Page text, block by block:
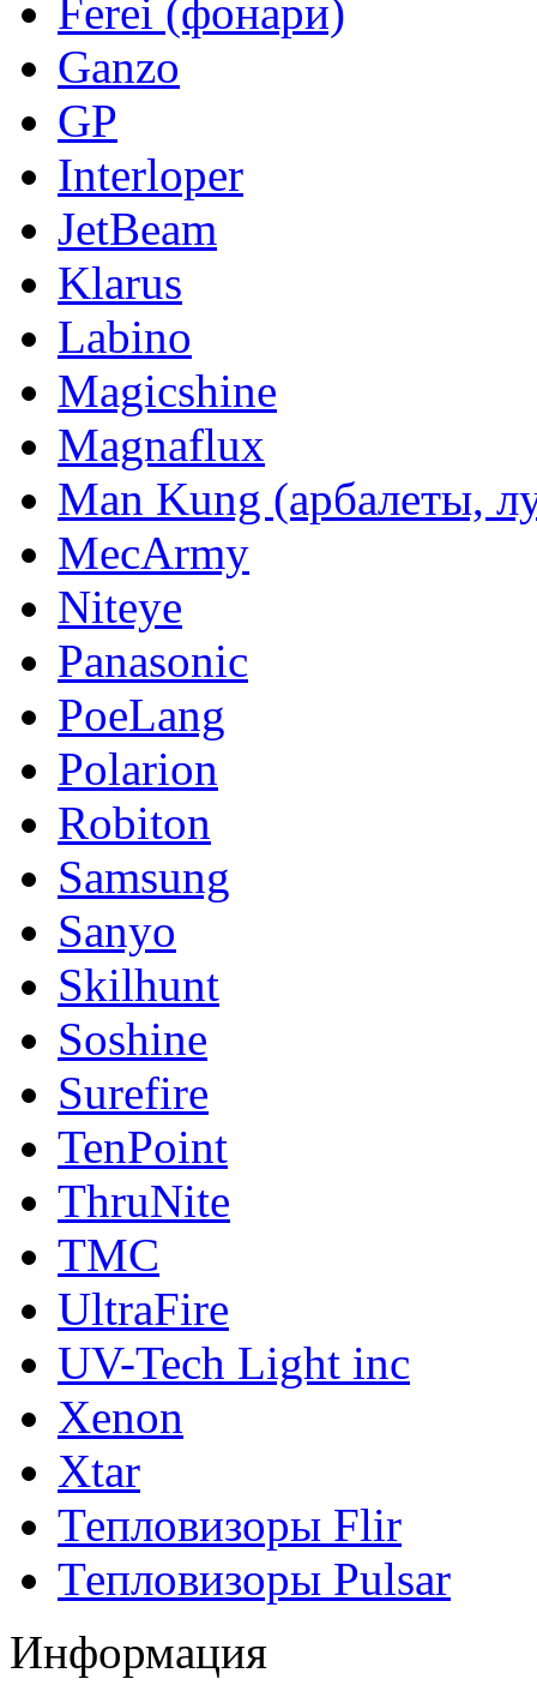
Ferei (фонари)
Ganzo
GP
Interloper
JetBeam
Klarus
Labino
Magicshine
Magnaflux
Man Kung (арбалеты,
MecArmy
Niteye
Panasonic
PoeLang
Polarion
Robiton
Samsung
Sanyo
Skilhunt
Soshine
Surefire
TenPoint
ThruNite
TMC
UltraFire
UV-Tech Light inc
Xenon
Xtar
Тепловизоры Flir
Тепловизоры Pulsar
Информация